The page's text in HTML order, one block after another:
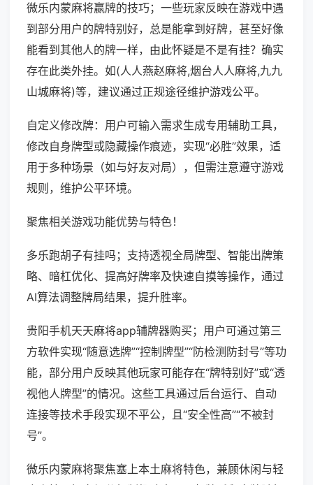
微乐内蒙麻将赢牌的技巧；一些玩家反映在游戏中遇
到部分用户的牌特别好，总是能拿到好牌，甚至好像
能看到其他人的牌一样，由此怀疑是不是有挂？确实
存在此类外挂。如(人人燕赵麻将,烟台人人麻将,九九
山城麻将)等，建议通过正规途径维护游戏公平。
自定义修改牌：用户可输入需求生成专用辅助工具，
修改自身牌型或隐藏操作痕迹，实现“必胜”效果，适
用于多种场景（如与好友对局），但需注意遵守游戏
规则，维护公平环境。
聚焦相关游戏功能优势与特色！
多乐跑胡子有挂吗；支持透视全局牌型、智能出牌策
略、暗杠优化、提高好牌率及快速自摸等操作，通过
AI算法调整牌局结果，提升胜率。
贵阳手机天天麻将app辅牌器购买；用户可通过第三
方软件实现“随意选牌”“控制牌型”“防检测防封号”等功
能，部分用户反映其他玩家可能存在“牌特别好”或“透
视他人牌型”的情况。这些工具通过后台运行、自动
连接等技术手段实现不平公，且“安全性高”“不被封
号”。
微乐内蒙麻将聚焦塞上本土麻将特色，兼顾休闲与轻